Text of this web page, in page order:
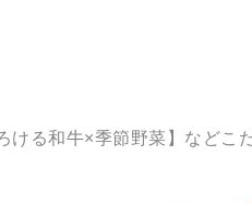
ける和牛×季節野菜】などこ